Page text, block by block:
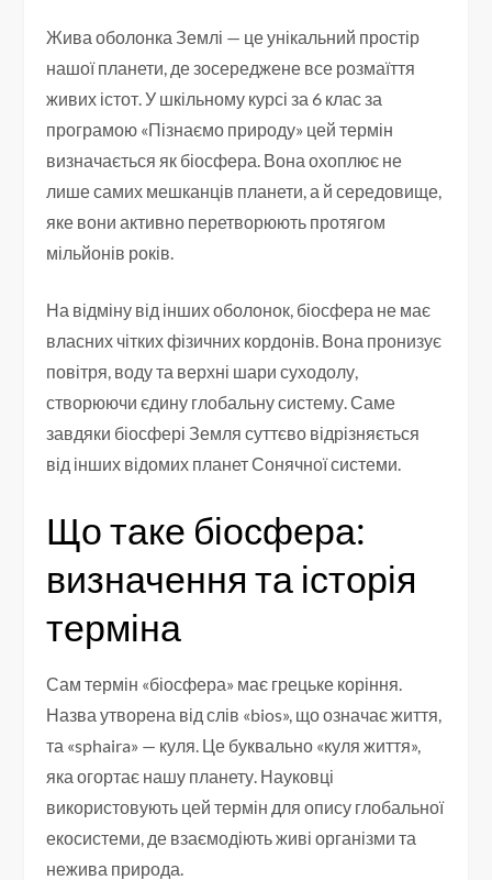
Жива оболонка Землі — це унікальний простір
нашої планети, де зосереджене все розмаїття
живих істот. У шкільному курсі за 6 клас за
програмою «Пізнаємо природу» цей термін
визначається як біосфера. Вона охоплює не
лише самих мешканців планети, а й середовище,
яке вони активно перетворюють протягом
мільйонів років.
На відміну від інших оболонок, біосфера не має
власних чітких фізичних кордонів. Вона пронизує
повітря, воду та верхні шари суходолу,
створюючи єдину глобальну систему. Саме
завдяки біосфері Земля суттєво відрізняється
від інших відомих планет Сонячної системи.
Що таке біосфера:
визначення та історія
терміна
Сам термін «біосфера» має грецьке коріння.
Назва утворена від слів «bios», що означає життя,
та «sphaira» — куля. Це буквально «куля життя»,
яка огортає нашу планету. Науковці
використовують цей термін для опису глобальної
екосистеми, де взаємодіють живі організми та
нежива природа.